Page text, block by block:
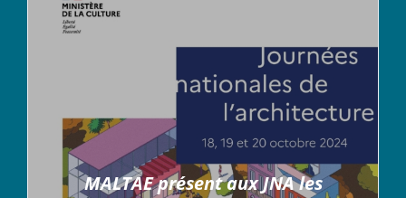
MALTAE présent aux JNA les